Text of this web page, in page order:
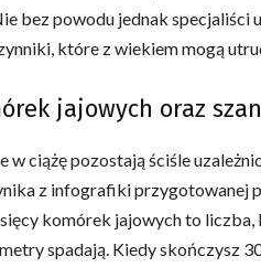
bez powodu jednak
które z wiekiem mogą
jajowych oraz
w ciążę pozostają ściśle
z infografiki przygotowanej
komórek jajowych to liczba,
spadają. Kiedy skończysz